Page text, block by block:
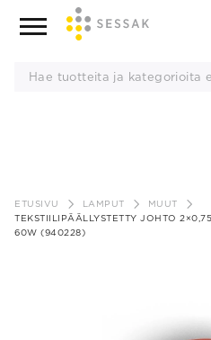
sisältöön
ETUSIVU LAMPUT
MUUT
TEKSTIILIPÄÄLLYSTETTY JOHTO
60W (940228)